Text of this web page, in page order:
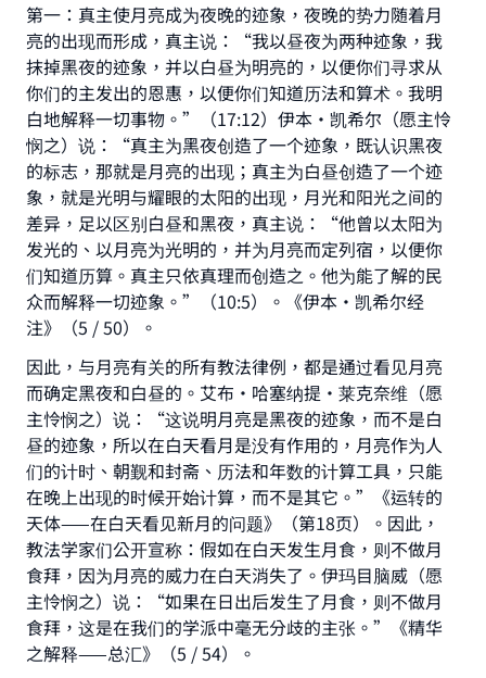
第一：真主使月亮成为夜晚的迹象，夜晚的势力随着月
亮的出现而形成，真主说：“我以昼夜为两种迹象，我
抹掉黑夜的迹象，并以白昼为明亮的，以便你们寻求从
你们的主发出的恩惠，以便你们知道历法和算术。我明
白地解释一切事物。”（17:12）伊本•凯希尔（愿主怜
悯之）说：“真主为黑夜创造了一个迹象，既认识黑夜
的标志，那就是月亮的出现；真主为白昼创造了一个迹
象，就是光明与耀眼的太阳的出现，月光和阳光之间的
差异，足以区别白昼和黑夜，真主说：“他曾以太阳为
发光的、以月亮为光明的，并为月亮而定列宿，以便你
们知道历算。真主只依真理而创造之。他为能了解的民
众而解释一切迹象。”（10:5）。《伊本•凯希尔经
注》（5 / 50）。
因此，与月亮有关的所有教法律例，都是通过看见月亮
而确定黑夜和白昼的。艾布•哈塞纳提•莱克奈维（愿
主怜悯之）说：“这说明月亮是黑夜的迹象，而不是白
昼的迹象，所以在白天看月是没有作用的，月亮作为人
们的计时、朝觐和封斋、历法和年数的计算工具，只能
在晚上出现的时候开始计算，而不是其它。”《运转的
天体——在白天看见新月的问题》（第18页）。因此，
教法学家们公开宣称：假如在白天发生月食，则不做月
食拜，因为月亮的威力在白天消失了。伊玛目脑威（愿
主怜悯之）说：“如果在日出后发生了月食，则不做月
食拜，这是在我们的学派中毫无分歧的主张。”《精华
之解释——总汇》（5 / 54）。